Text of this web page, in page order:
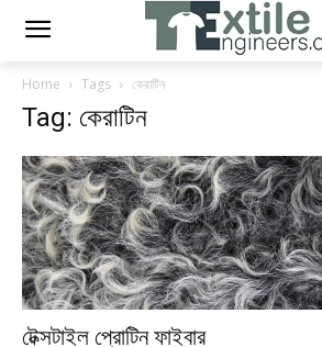
Home Tags কেরাটিন
Tag: কেরাটিন
টেক্সটাইল প্রোটিন ফাইবার